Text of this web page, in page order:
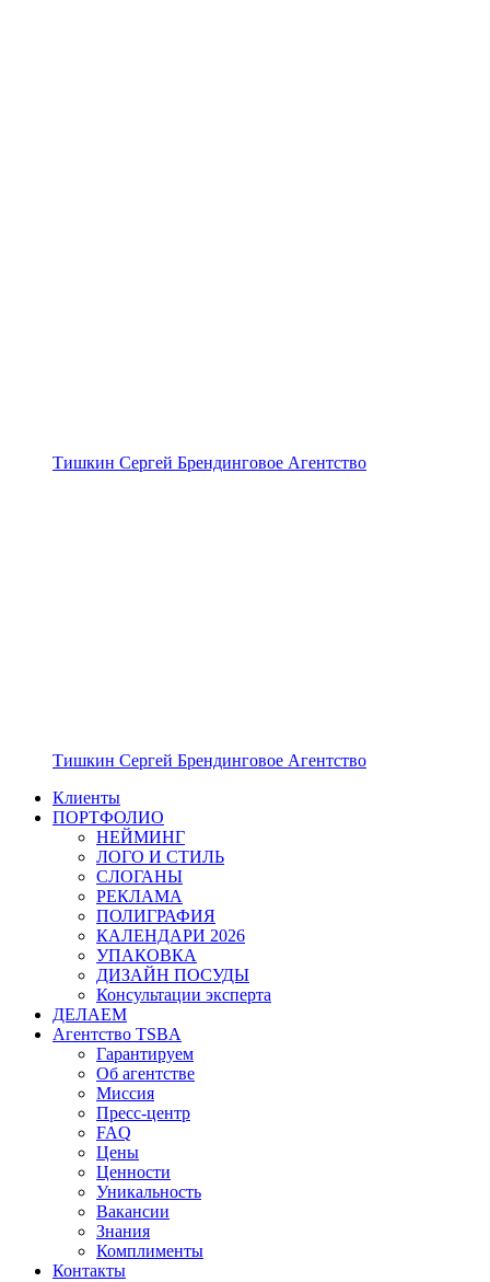
Тишкин Сергей Брендинговое Агентство
Тишкин Сергей Брендинговое Агентство
Клиенты
ПОРТФОЛИО
НЕЙМИНГ
ЛОГО И СТИЛЬ
СЛОГАНЫ
РЕКЛАМА
ПОЛИГРАФИЯ
КАЛЕНДАРИ 2026
УПАКОВКА
ДИЗАЙН ПОСУДЫ
Консультации эксперта
ДЕЛАЕМ
Агентство TSBA
Гарантируем
Об агентстве
Миссия
Пресс-центр
FAQ
Цены
Ценности
Уникальность
Вакансии
Знания
Комплименты
Контакты